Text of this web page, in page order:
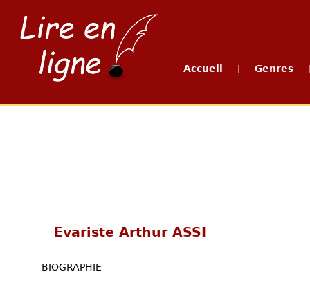
Accueil Genres
Evariste Arthur ASSI
BIOGRAPHIE